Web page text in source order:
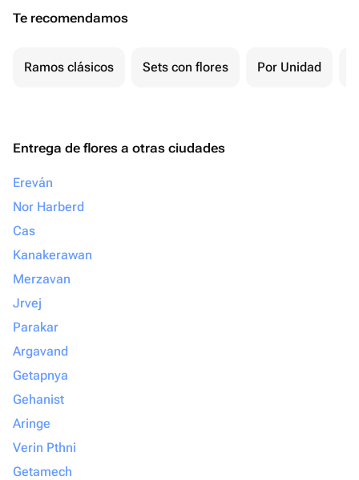
Te recomendamos
Ramos clásicos Sets con flores Por Unidad
Entrega de flores a otras ciudades
Ereván
Nor Harberd
Cas
Kanakerawan
Merzavan
Jrvej
Parakar
Argavand
Getapnya
Gehanist
Aringe
Verin Pthni
Getamech